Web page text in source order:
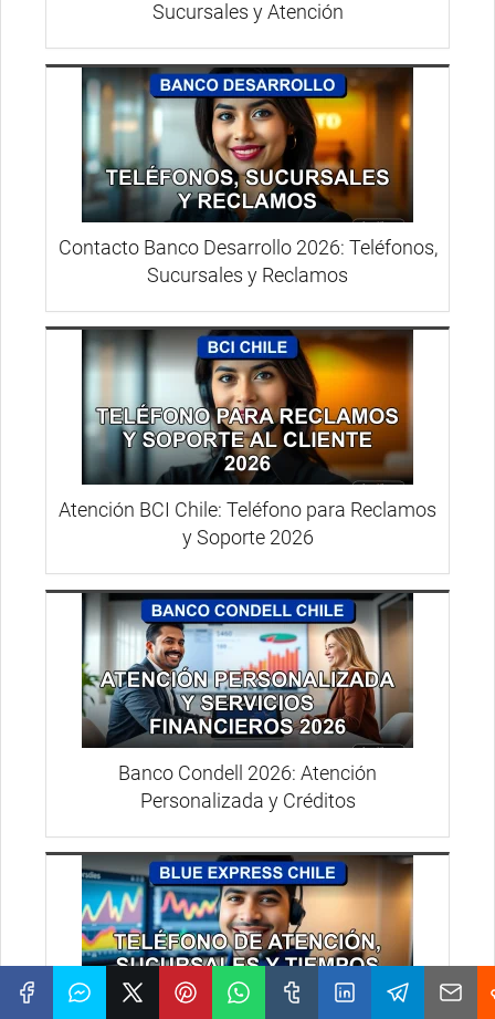
Sucursales y Atención
Contacto Banco Desarrollo 2026: Teléfonos,
Sucursales y Reclamos
Atención BCI Chile: Teléfono para Reclamos
y Soporte 2026
Banco Condell 2026: Atención
Personalizada y Créditos